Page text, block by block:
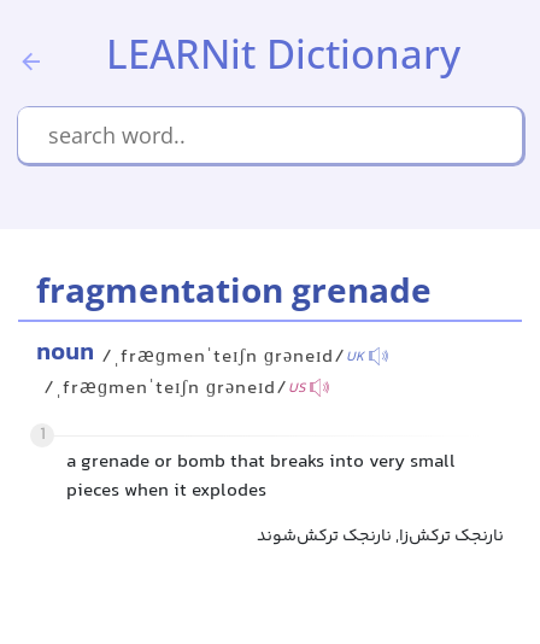
LEARNit Dictionary
fragmentation grenade
noun /ˌfræɡmenˈteɪʃn ɡrəneɪd/UK
/ˌfræɡmenˈteɪʃn ɡrəneɪd/US
1
a grenade or bomb that breaks into very small
pieces when it explodes
نارنجک ترکش‌زا, نارنجک ترکش‌شوند